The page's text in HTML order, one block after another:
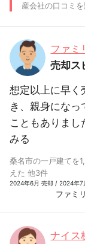
産会社の口コミ
ファミ
売却ス
想定以上に早く
き、親身になっ
こともありま
みる
桑名市の一戸建てを
えた 他3件
2024年6月 売却 / 2024年7
ファミ
ナイス